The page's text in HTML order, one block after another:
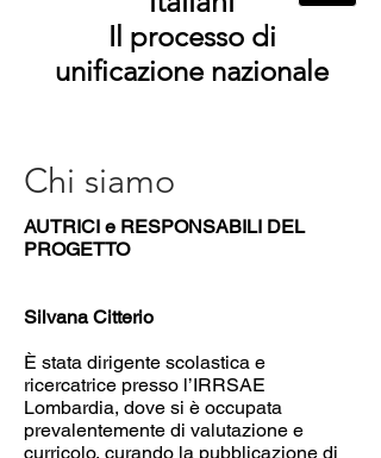
Il processo di
unificazione nazionale
Chi siamo
AUTRICI e RESPONSABILI DEL
PROGETTO
Silvana Citterio
È stata dirigente scolastica e
ricercatrice presso l’IRRSAE
Lombardia, dove si è occupata
prevalentemente di valutazione e
curricolo, curando la pubblicazione di